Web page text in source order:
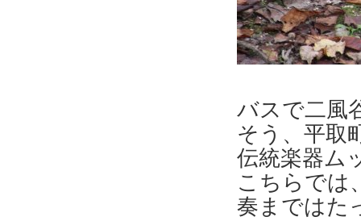
バスで二風
そう、平取
伝統楽器ム
こちらでは
奏まではた